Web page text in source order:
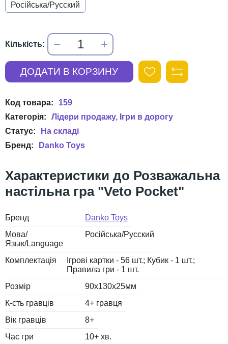
Російська/Русский
159
Лідери продажу
Ігри в дорогу
Danko Toys
Розважальна
настільна гра "Veto Pocket"
Бренд
Danko Toys
Мова/
Язык/Language
Російська/Русский
Комплектація
Ігрові картки - 56 шт.; Кубик - 1 шт.;
Правила гри - 1 шт.
Розмір
90х130x25мм
К-сть гравців
4+ гравця
Вік гравців
8+
Час гри
10+ хв.